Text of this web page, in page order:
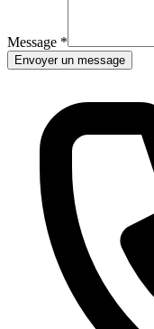
Message *
Envoyer un message